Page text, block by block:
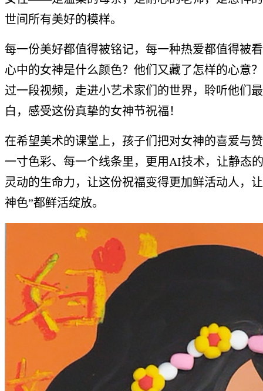
世间所有美好的模样。
每一份美好都值得被铭记，每一种热爱都值得被
心中的女神是什么颜色？他们又藏了怎样的心意
过一段视频，走进小艺术家们的世界，聆听他们
白，感受这份真挚的女神节祝福！
在希望美术的课堂上，孩子们把对女神的喜爱与
一寸色彩、每一个线条里，更用AI技术，让静态
灵动的生命力，让这份祝福变得更加鲜活动人，
神色”都鲜活绽放。